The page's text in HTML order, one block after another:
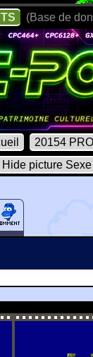
(Base de
20154
Hide picture